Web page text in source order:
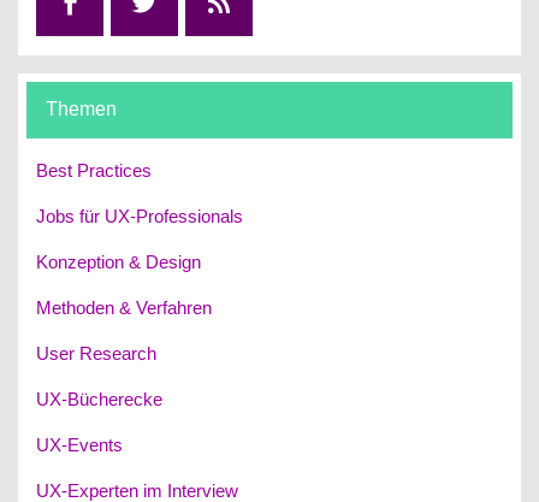
Themen
Best Practices
Jobs für UX-Professionals
Konzeption & Design
Methoden & Verfahren
User Research
UX-Bücherecke
UX-Events
UX-Experten im Interview